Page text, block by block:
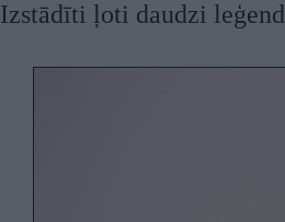
Izstādīti ļoti daudzi